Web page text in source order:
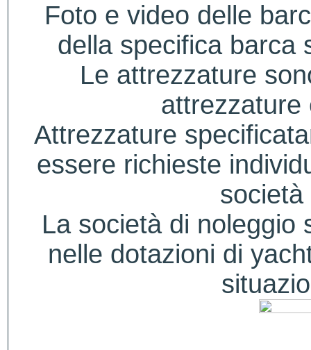
Foto e video delle
della specifica barca
Le attrezzature
attrezzature
Attrezzature
essere richieste
La società di noleggio
nelle dotazioni di